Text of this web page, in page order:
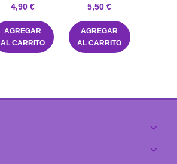
4,90 €
AGREGAR
AL CARRITO
5,50 €
AGREGAR
AL CARRITO